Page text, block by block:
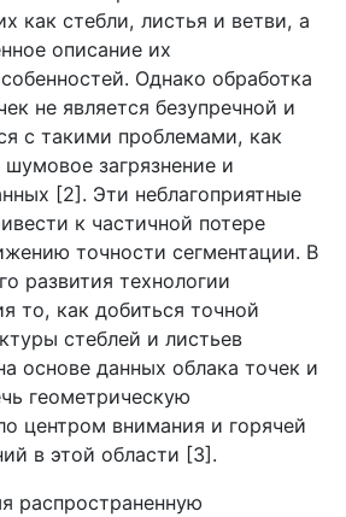
как стебли, листья и ветви, а
описание их
Однако обработка
не является безупречной и
с такими проблемами, как
загрязнение и
[2]. Эти неблагоприятные
к частичной потере
точности сегментации. В
развития технологии
то, как добиться точной
стеблей и листьев
основе данных облака точек и
геометрическую
центром внимания и горячей
в этой области [3].
распространенную